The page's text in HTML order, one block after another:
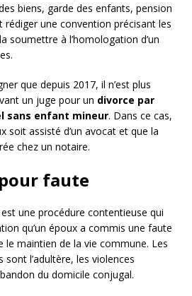
biens, garde des enfants, pension
une convention précisant les
soumettre à l’homologation d’un
que depuis 2017, il n’est plus
un juge pour un divorce par
sans enfant mineur. Dans ce cas,
soit assisté d’un avocat et que la
chez un notaire.
faute
est une procédure contentieuse qui
qu’un époux a commis une faute
le maintien de la vie commune. Les
l’adultère, les violences
du domicile conjugal.